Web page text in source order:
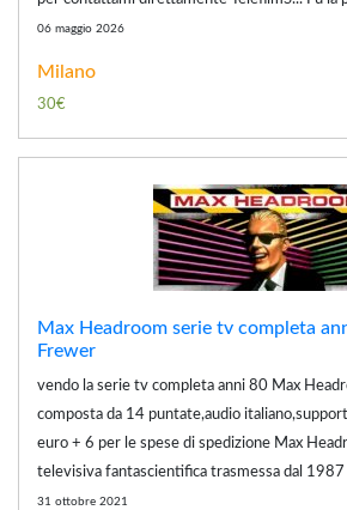
06 maggio 2026
Milano
30€
Max Headroom serie tv completa
Frewer
vendo la serie tv completa anni 80 Max
composta da 14 puntate,audio
euro + 6 per le spese di spedizione Max
televisiva fantascientifica trasmessa dal
31 ottobre 2021